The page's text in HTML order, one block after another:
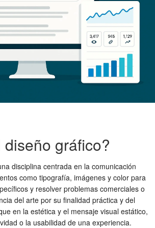
gráfico?
disciplina centrada en la comunicación
como tipografía, imágenes y color para
y resolver problemas comerciales o
del arte por su finalidad práctica y del
en la estética y el mensaje visual estático,
o la usabilidad de una experiencia.